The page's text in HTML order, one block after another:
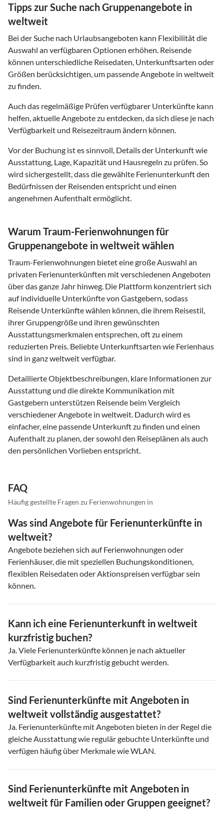
Tipps zur Suche nach Gruppenangebote in
weltweit
Bei der Suche nach Urlaubsangeboten kann Flexibilität die
Auswahl an verfügbaren Optionen erhöhen. Reisende
können unterschiedliche Reisedaten, Unterkunftsarten oder
Größen berücksichtigen, um passende Angebote in weltweit
zu finden.
Auch das regelmäßige Prüfen verfügbarer Unterkünfte kann
helfen, aktuelle Angebote zu entdecken, da sich diese je nach
Verfügbarkeit und Reisezeitraum ändern können.
Vor der Buchung ist es sinnvoll, Details der Unterkunft wie
Ausstattung, Lage, Kapazität und Hausregeln zu prüfen. So
wird sichergestellt, dass die gewählte Ferienunterkunft den
Bedürfnissen der Reisenden entspricht und einen
angenehmen Aufenthalt ermöglicht.
Warum Traum-Ferienwohnungen für
Gruppenangebote in weltweit wählen
Traum-Ferienwohnungen bietet eine große Auswahl an
privaten Ferienunterkünften mit verschiedenen Angeboten
über das ganze Jahr hinweg. Die Plattform konzentriert sich
auf individuelle Unterkünfte von Gastgebern, sodass
Reisende Unterkünfte wählen können, die ihrem Reisestil,
ihrer Gruppengröße und ihren gewünschten
Ausstattungsmerkmalen entsprechen, oft zu einem
reduzierten Preis. Beliebte Unterkunftsarten wie Ferienhaus
sind in ganz weltweit verfügbar.
Detaillierte Objektbeschreibungen, klare Informationen zur
Ausstattung und die direkte Kommunikation mit
Gastgebern unterstützen Reisende beim Vergleich
verschiedener Angebote in weltweit. Dadurch wird es
einfacher, eine passende Unterkunft zu finden und einen
Aufenthalt zu planen, der sowohl den Reiseplänen als auch
den persönlichen Vorlieben entspricht.
FAQ
Häufig gestellte Fragen zu Ferienwohnungen in
Was sind Angebote für Ferienunterkünfte in
weltweit?
Angebote beziehen sich auf Ferienwohnungen oder
Ferienhäuser, die mit speziellen Buchungskonditionen,
flexiblen Reisedaten oder Aktionspreisen verfügbar sein
können.
Kann ich eine Ferienunterkunft in weltweit
kurzfristig buchen?
Ja. Viele Ferienunterkünfte können je nach aktueller
Verfügbarkeit auch kurzfristig gebucht werden.
Sind Ferienunterkünfte mit Angeboten in
weltweit vollständig ausgestattet?
Ja. Ferienunterkünfte mit Angeboten bieten in der Regel die
gleiche Ausstattung wie regulär gebuchte Unterkünfte und
verfügen häufig über Merkmale wie WLAN.
Sind Ferienunterkünfte mit Angeboten in
weltweit für Familien oder Gruppen geeignet?